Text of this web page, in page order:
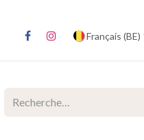
Français (BE)